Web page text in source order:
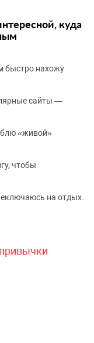
куда
быстро нахожу
сайты —
«живой»
чтобы
на отдых.